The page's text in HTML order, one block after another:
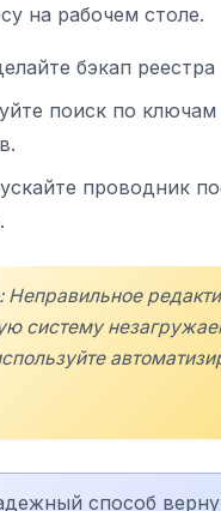
на рабочем столе.
бэкап
поиск по
проводник
систему
способ